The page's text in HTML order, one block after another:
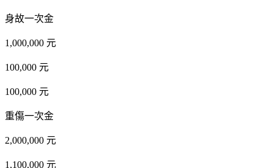
身故一次金
1,000,000 元
100,000 元
100,000 元
重傷一次金
2,000,000 元
1,100,000 元